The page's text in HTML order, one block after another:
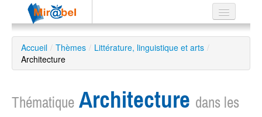
Le réseau
Soutien
Accueil / Thèmes / Littérature, linguistique et arts /
Architecture
Thématique Architecture dans les